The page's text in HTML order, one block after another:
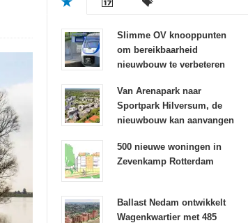
Slimme OV knooppunten
om bereikbaarheid
nieuwbouw te verbeteren
Van Arenapark naar
Sportpark Hilversum, de
nieuwbouw kan aanvangen
500 nieuwe woningen in
Zevenkamp Rotterdam
Ballast Nedam ontwikkelt
Wagenkwartier met 485